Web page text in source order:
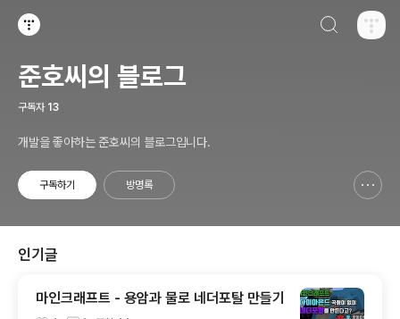
준호씨의 블로그
구독자 13
개발을 좋아하는 준호씨의 블로그입니다.
구독하기 방명록
인기글
마인크래프트 - 용암과 물로 네더포탈 만들기